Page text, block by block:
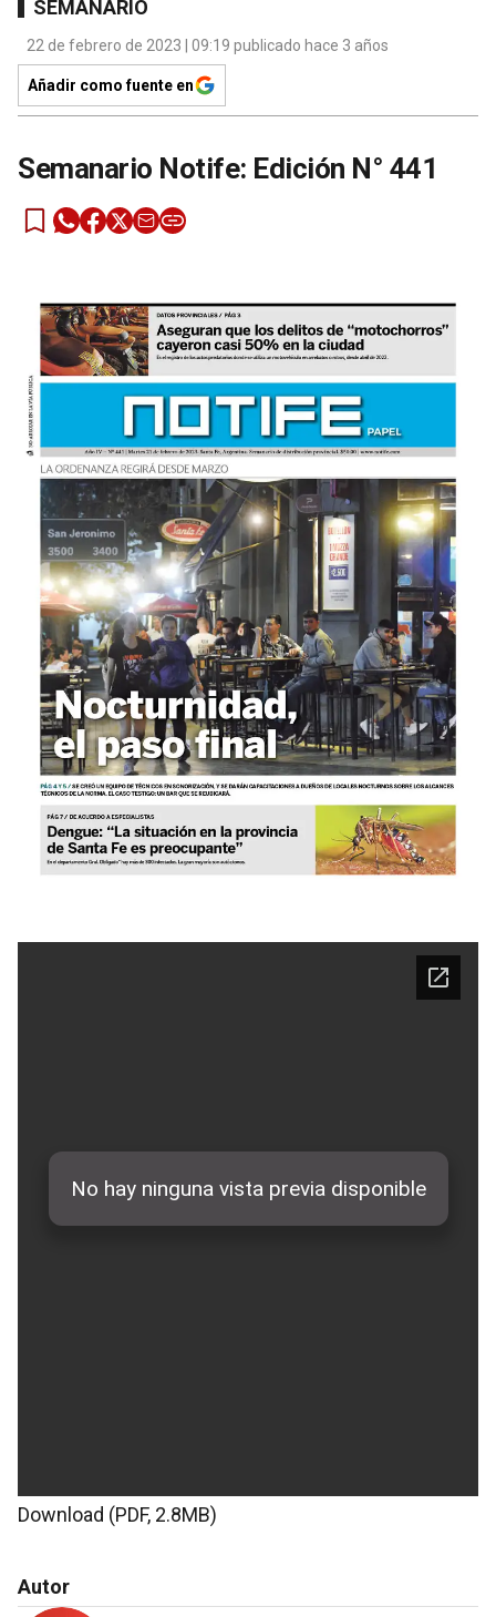
SEMANARIO
22 de febrero de 2023 | 09:19 publicado hace 3 años
Añadir como fuente en
Semanario Notife: Edición N° 441
Download (PDF, 2.8MB)
Autor